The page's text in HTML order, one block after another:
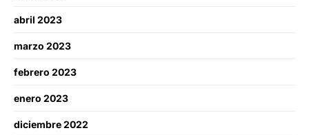
abril 2023
marzo 2023
febrero 2023
enero 2023
diciembre 2022